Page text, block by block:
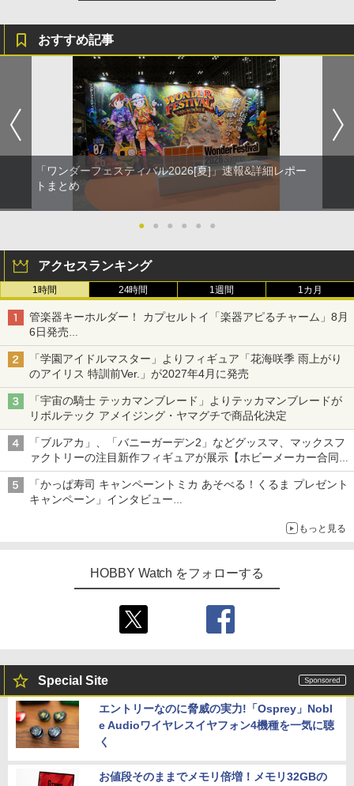
おすすめ記事
「ワンダーフェスティバル2026[夏]」速報&詳細レポー
トまとめ
● ● ● ● ● ●
アクセスランキング
1時間 24時間 1週間 1カ月
管楽器キーホルダー！ カプセルトイ「楽器アピるチャーム」8月
6日発売
チューバ、テナサクなど5種各3色
「学園アイドルマスター」よりフィギュア「花海咲季 雨上がり
のアイリス 特訓前Ver.」が2027年4月に発売
「宇宙の騎士 テッカマンブレード」よりテッカマンブレードが
リボルテック アメイジング・ヤマグチで商品化決定
「ブルアカ」、「バニーガーデン2」などグッスマ、マックスフ
ァクトリーの注目新作フィギュアが展示【ホビーメーカー合同展
示会】
「かっぱ寿司 キャンペーントミカ あそべる！くるま プレゼント
キャンペーン」インタビュー
もっと見る
HOBBY Watch をフォローする
Special Site
エントリーなのに脅威の実力!「Osprey」Nobl
e Audioワイヤレスイヤフォン4機種を一気に聴
く
お値段そのままでメモリ倍増！メモリ32GBの